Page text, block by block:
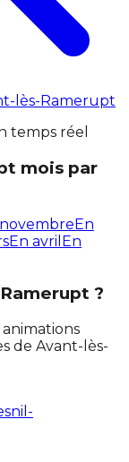
lès-Ramerupt
temps réel
mois par
En
En avril En
?
animations
de Avant-lès-